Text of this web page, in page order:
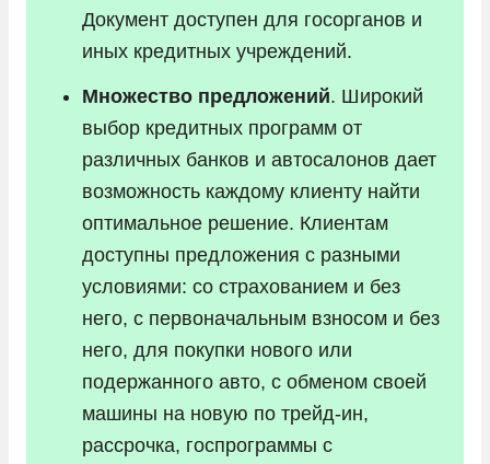
Документ доступен для госорганов и
иных кредитных учреждений.
Множество предложений. Широкий
выбор кредитных программ от
различных банков и автосалонов дает
возможность каждому клиенту найти
оптимальное решение. Клиентам
доступны предложения с разными
условиями: со страхованием и без
него, с первоначальным взносом и без
него, для покупки нового или
подержанного авто, с обменом своей
машины на новую по трейд-ин,
рассрочка, госпрограммы с